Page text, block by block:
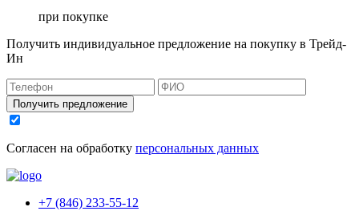
при покупке
Получить индивидуальное предложение на покупку в Трейд-
Ин
Получить предложение
Согласен на обработку персональных данных
+7 (846) 233-55-12